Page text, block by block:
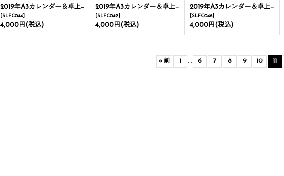
2019年A3カレンダー＆卓上カレンダー
[SLFC044]
4,000円 (税込)
2019年A3カレンダー＆卓上カレンダー
[SLFC042]
4,000円 (税込)
2019年A3カレンダー＆卓上カレンダー
[SLFC046]
4,000円 (税込)
« 前 1 ... 6 7 8 9 10 11